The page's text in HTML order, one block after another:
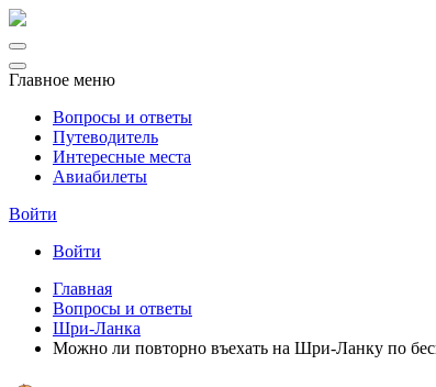
Главное меню
Вопросы и ответы
Путеводитель
Интересные места
Авиабилеты
Войти
Войти
Главная
Вопросы и ответы
Шри-Ланка
Можно ли повторно въехать на Шри-Ланку по